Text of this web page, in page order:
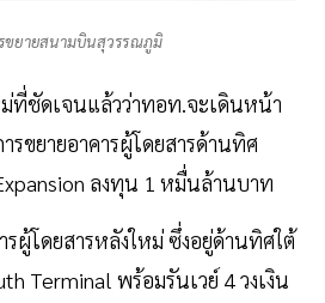
ขยายสนามบินสุวรรณภูมิ
ที่ชัดเจนแล้วว่าทอท.จะเดินหน้า
ขยายอาคารผู้โดยสารด้านทิศ
ลงทุน 1 หมื่นล้านบาท
รผู้โดยสารหลังใหม่ ซึ่งอยู่ด้านทิศใต้
Terminal พร้อมรันเวย์ 4 วงเงิน